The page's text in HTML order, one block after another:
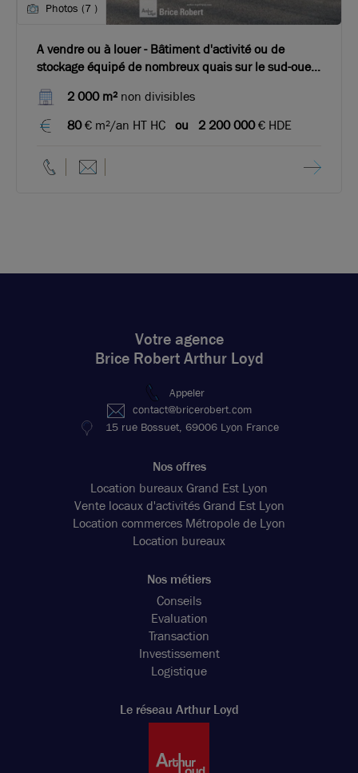
Photos (7 )
A vendre ou à louer - Bâtiment d'activité ou de
stockage équipé de nombreux quais sur le sud-ouest
2 000 m² non divisibles
80€ m²/an HT HC ou 2 200 000€ HDE
Votre agence
Brice Robert Arthur Loyd
Appeler
contact@bricerobert.com
15 rue Bossuet, 69006 Lyon France
Nos offres
Location bureaux Grand Est Lyon
Vente locaux d'activités Grand Est Lyon
Location commerces Métropole de Lyon
Location bureaux
Nos métiers
Conseils
Evaluation
Transaction
Investissement
Logistique
Le réseau Arthur Loyd